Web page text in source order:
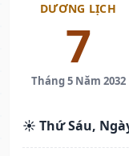
DƯƠNG LỊCH
7
Tháng 5 Năm 2032
☀️ Thứ Sáu,